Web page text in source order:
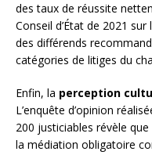
des taux de réussite
Conseil d’État de 2021
des différends
catégories de litiges du
Enfin, la perception
L’enquête d’opinion
200 justiciables révèle
la médiation obligatoire